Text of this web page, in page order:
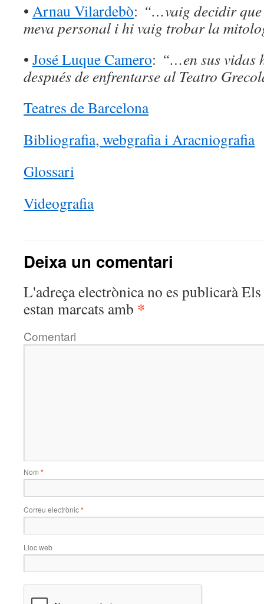
• Arnau Vilardebò: “…vaig decidir
meva personal i hi vaig trobar la
• José Luque Camero: “…en sus vidas
después de enfrentarse al Teatro
Teatres de Barcelona
Bibliografia, webgrafia i Aracniografia
Glossari
Videografia
Deixa un comentari
L'adreça electrònica no es publicaràEls
estan marcats amb *
Comentari
Nom *
Correu electrònic*
Lloc web